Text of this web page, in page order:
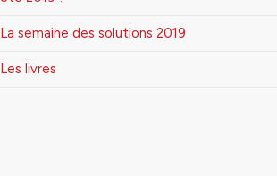
La semaine des solutions 2019
Les livres